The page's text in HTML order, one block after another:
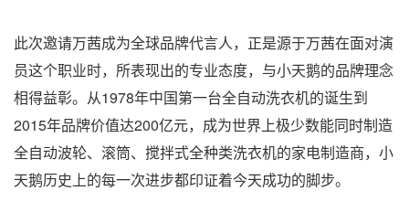
此次邀请万茜成为全球品牌代言人，正是源于万茜在面对演
员这个职业时，所表现出的专业态度，与小天鹅的品牌理念
相得益彰。从1978年中国第一台全自动洗衣机的诞生到
2015年品牌价值达200亿元，成为世界上极少数能同时制造
全自动波轮、滚筒、搅拌式全种类洗衣机的家电制造商，小
天鹅历史上的每一次进步都印证着今天成功的脚步。